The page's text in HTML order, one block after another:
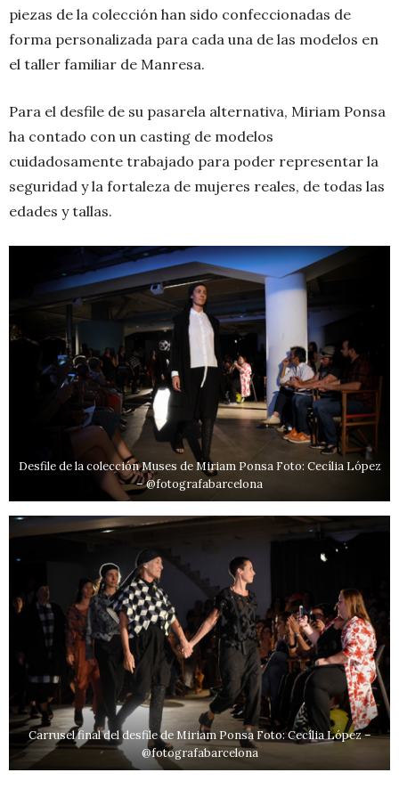
piezas de la colección han sido confeccionadas de
forma personalizada para cada una de las modelos en
el taller familiar de Manresa.
Para el desfile de su pasarela alternativa, Miriam Ponsa
ha contado con un casting de modelos
cuidadosamente trabajado para poder representar la
seguridad y la fortaleza de mujeres reales, de todas las
edades y tallas.
Desfile de la colección Muses de Miriam Ponsa Foto: Cecília López
– @fotografabarcelona
Carrusel final del desfile de Miriam Ponsa Foto: Cecília López –
@fotografabarcelona